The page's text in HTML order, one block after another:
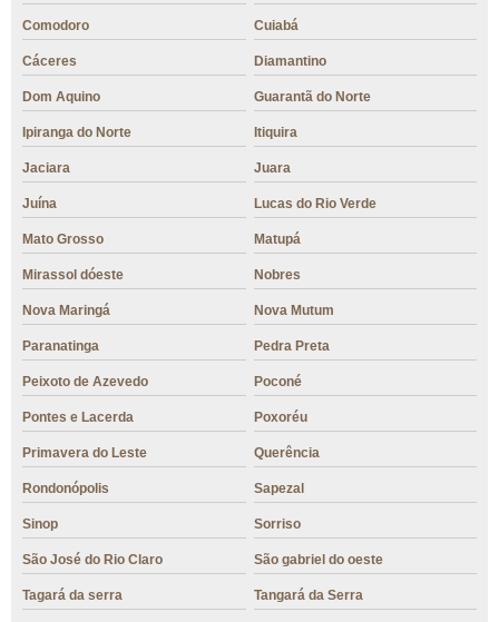
Comodoro Cuiabá
Cáceres Diamantino
Dom Aquino Guarantã do Norte
Ipiranga do Norte Itiquira
Jaciara Juara
Juína Lucas do Rio Verde
Mato Grosso Matupá
Mirassol dóeste Nobres
Nova Maringá Nova Mutum
Paranatinga Pedra Preta
Peixoto de Azevedo Poconé
Pontes e Lacerda Poxoréu
Primavera do Leste Querência
Rondonópolis Sapezal
Sinop Sorriso
São José do Rio Claro São gabriel do oeste
Tagará da serra Tangará da Serra